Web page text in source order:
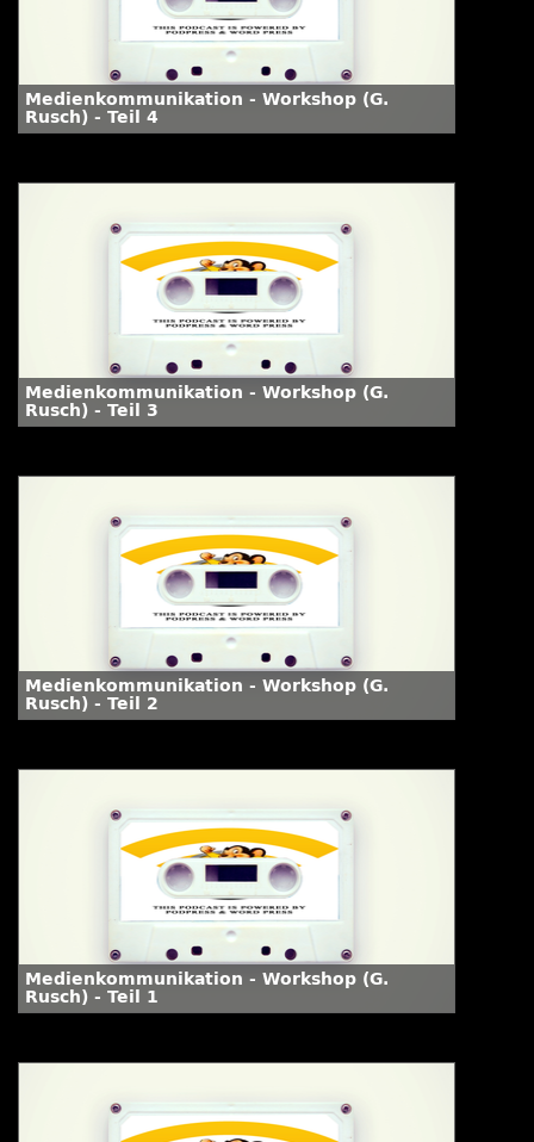
Medienkommunikation - Workshop (G.
Rusch) - Teil 4
Medienkommunikation - Workshop (G.
Rusch) - Teil 3
Medienkommunikation - Workshop (G.
Rusch) - Teil 2
Medienkommunikation - Workshop (G.
Rusch) - Teil 1